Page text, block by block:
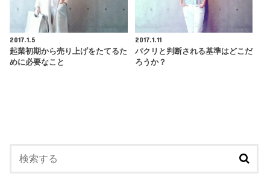
2017.1.5
起業初期から売り上げをたてるた
めに必要なこと
2017.1.11
パクリと判断される基準はどこだ
ろうか？